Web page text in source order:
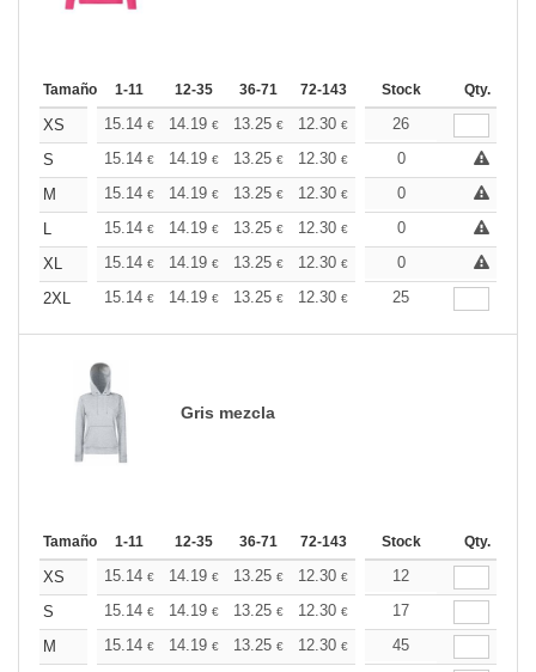
Tamaño 1-11 12-35 36-71 72-143 144-287 288 +
Stock Qty.
XS 15.14 € 14.19 € 13.25 € 12.30 € 11.36€
26
S
15.14 € 14.19 € 13.25 € 12.30 € 11.36 €
0
M
15.14 € 14.19 € 13.25 € 12.30 € 11.36 €
0
L
15.14 € 14.19 € 13.25 € 12.30 € 11.36 €
0
XL
15.14 € 14.19 € 13.25 € 12.30 € 11.36 €
0
2XL
15.14 € 14.19 € 13.25 € 12.30 € 11.36€
25
Gris mezcla
Tamaño 1-11 12-35 36-71 72-143 144-287 288 +
Stock Qty.
XS 15.14 € 14.19 € 13.25 € 12.30 € 11.36€
12
S
15.14 € 14.19 € 13.25 € 12.30 € 11.36€
17
M
15.14 € 14.19 € 13.25 € 12.30 € 11.36€
45